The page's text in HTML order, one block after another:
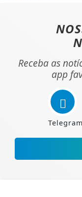
Receba as
app
Telegram